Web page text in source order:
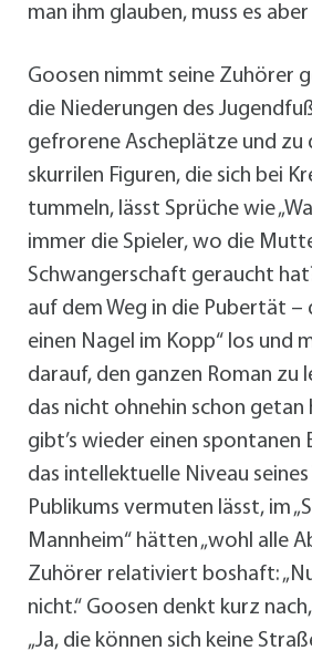
man ihm glauben, muss es
Goosen nimmt seine Zuhörer
die Niederungen des
gefrorene Ascheplätze und zu
skurrilen Figuren, die sich bei
tummeln, lässt Sprüche wie
immer die Spieler, wo die
Schwangerschaft geraucht
auf dem Weg in die Pubertät –
einen Nagel im Kopp“ los und
darauf, den ganzen Roman zu
das nicht ohnehin schon getan
gibt’s wieder einen spontanen
das intellektuelle Niveau
Publikums vermuten lässt, im
Mannheim“ hätten „wohl alle
Zuhörer relativiert boshaft:
nicht.“ Goosen denkt kurz
„Ja, die können sich keine